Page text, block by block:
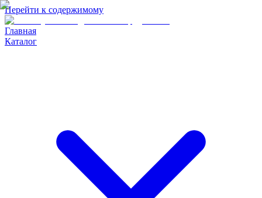
Перейти к содержимому
Главная
Каталог